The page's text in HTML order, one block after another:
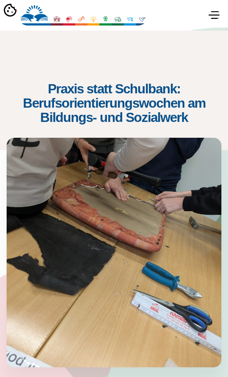
Praxis statt Schulbank:
Berufsorientierungswochen am
Bildungs- und Sozialwerk